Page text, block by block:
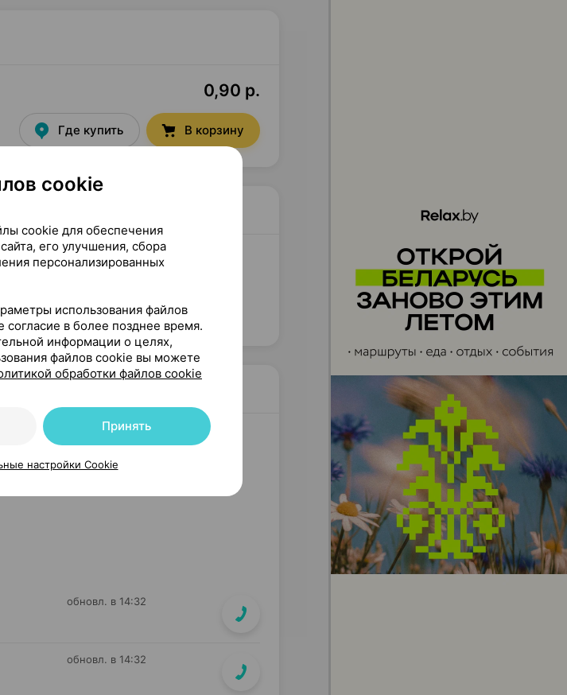
0,90 р.
Где купить В корзину
обновл. в 14:32
обновл. в 14:32
cookie
cookie для обеспечения
его улучшения, сбора
персонализированных
использования файлов
согласие в более позднее время.
информации о целях,
файлов cookie вы можете
обработки файлов cookie
Принять
настройки Cookie